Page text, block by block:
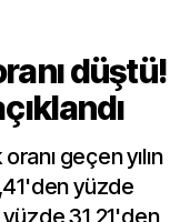
düştü!
geçen yılın
yüzde
31,21'den